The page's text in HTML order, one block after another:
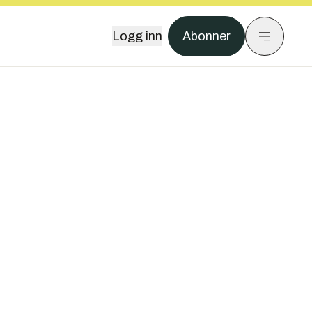
Logg inn Abonner